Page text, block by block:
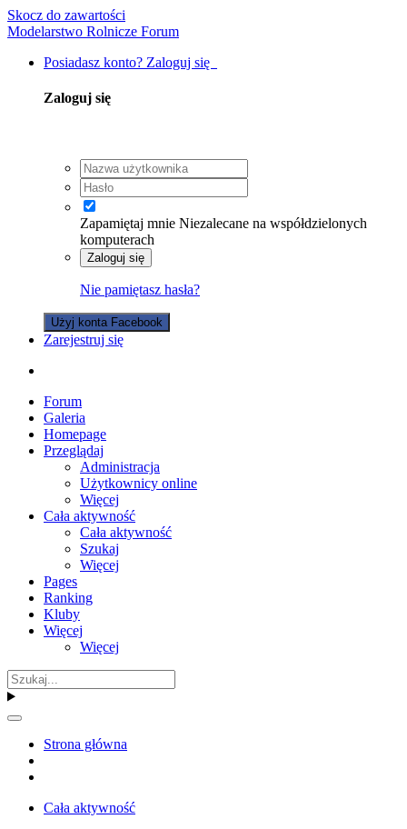
Skocz do zawartości
Modelarstwo Rolnicze Forum
Posiadasz konto? Zaloguj się
Zaloguj się
Zapamiętaj mnie Niezalecane na współdzielonych
komputerach
Zaloguj się
Nie pamiętasz hasła?
Użyj konta Facebook
Zarejestruj się
Forum
Galeria
Homepage
Przeglądaj
Administracja
Użytkownicy online
Więcej
Cała aktywność
Cała aktywność
Szukaj
Więcej
Pages
Ranking
Kluby
Więcej
Więcej
Strona główna
Cała aktywność